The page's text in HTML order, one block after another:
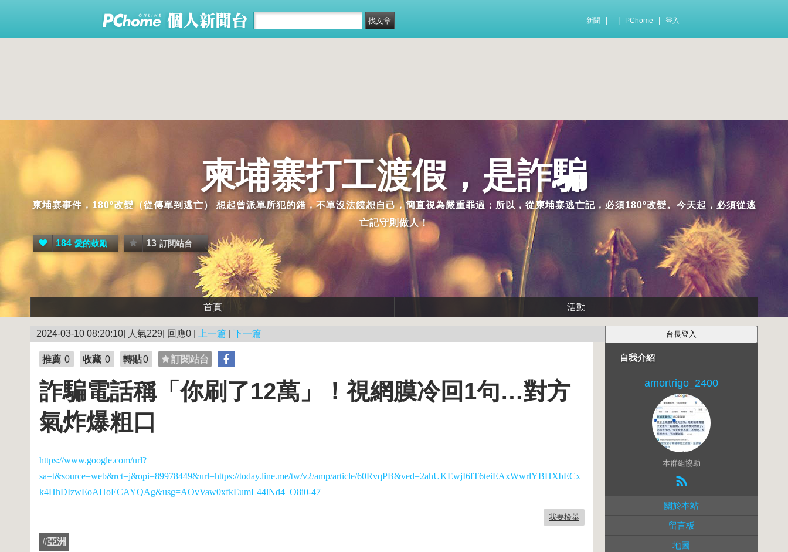
新聞 PChome 登入
柬埔寨打工渡假，是詐騙
柬埔寨事件，180º改變（從傳單到逃亡） 想起曾派單所犯的錯，不單沒法饒恕自己，簡直視為嚴重罪過；所以，從柬埔寨逃亡記，必須180º改變。今天起，必須從逃
亡記守則做人！
184 愛的鼓勵 13 訂閱站台
首頁 活動
2024-03-10 08:20:10| 人氣229| 回應0 | 上一篇 下一篇
推薦 0 收藏 0 轉貼0 訂閱站台
詐騙電話稱「你刷了12萬」！視網膜冷回1句…對方
氣炸爆粗口
https://www.google.com/url?
sa=t&source=web&rct=j&opi=89978449&url=https://today.line.me/tw/v2/amp/article/60RvqPB&ved=2ahUKEwjI6fT6teiEAxWwrlYBHXbECx
k4HhDIzwEoAHoECAYQAg&usg=AOvVaw0xfkEumL44lNd4_O8i0-47
我要檢舉
#亞洲
自我介紹
amortrigo_2400
本群組協助
關於本站
留言板
地圖